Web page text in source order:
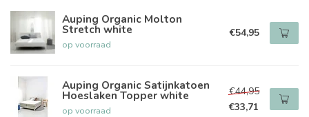
Auping Organic Molton
Stretch white
op voorraad
€54,95
Auping Organic Satijnkatoen
Hoeslaken Topper white
op voorraad
€44,95
€33,71